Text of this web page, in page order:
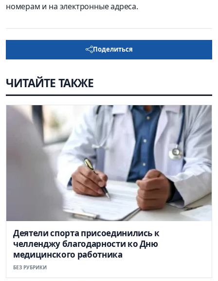
номерам и на электронные адреса.
Поделиться
ЧИТАЙТЕ ТАКЖЕ
Деятели спорта присоединились к
челленджу благодарности ко Дню
медицинского работника
БЕЗ РУБРИКИ